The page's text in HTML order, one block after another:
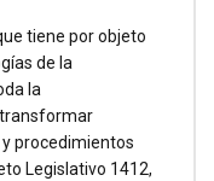
tiene por objeto
de la
la
procedimientos
Legislativo 1412,